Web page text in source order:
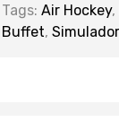
Tags:Air Hockey,
Buffet,